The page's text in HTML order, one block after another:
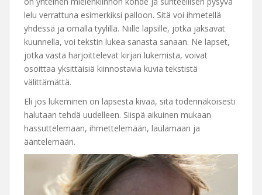
lelu verrattuna esimerkiksi palloon. Sitä voi ihmetellä
yhdessä ja omalla tyylillä. Niille lapsille, jotka jaksavat
kuunnella, voi tekstin lukea sanasta sanaan. Ne lapset,
jotka vasta harjoittelevat kirjan lukemista, voivat
osoittaa yksittäisiä kiinnostavia kuvia tekstistä
välittämättä.
Eli jos lukeminen on lapsesta kivaa, sitä todennäköisesti
halutaan tehdä uudelleen. Siispä aikuinen mukaan
hassuttelemaan, ihmettelemään, laulamaan ja
ääntelemään.